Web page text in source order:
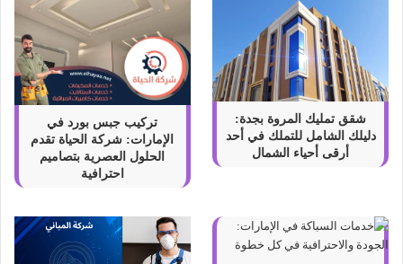
شقق تمليك المروة بجدة:
دليلك الشامل للتملك في أحد
أرقى أحياء الشمال
تركيب جبس بورد في
الإمارات: شركة الحياة تقدم
الحلول العصرية بتصاميم
احترافية